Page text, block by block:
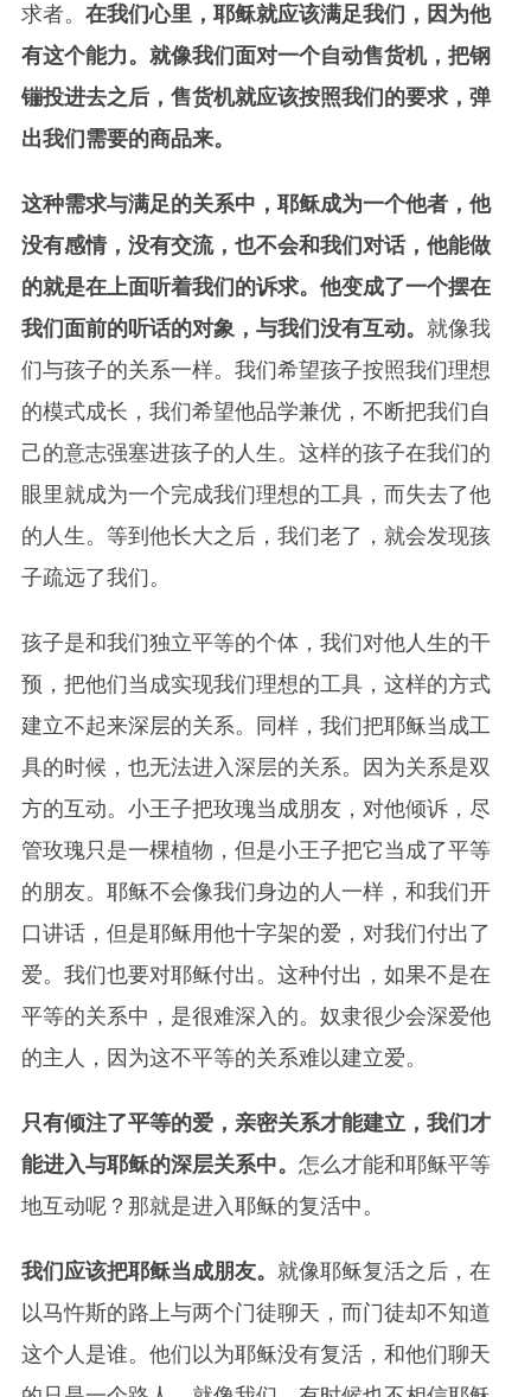
求者。 在我们心里，耶稣就应该满足我们，因为他
有这个能力。就像我们面对一个自动售货机，把钢
镚投进去之后，售货机就应该按照我们的要求，弹
出我们需要的商品来。
这种需求与满足的关系中，耶稣成为一个他者，他
没有感情，没有交流，也不会和我们对话，他能做
的就是在上面听着我们的诉求。他变成了一个摆在
我们面前的听话的对象，与我们没有互动。 就像我
们与孩子的关系一样。我们希望孩子按照我们理想
的模式成长，我们希望他品学兼优，不断把我们自
己的意志强塞进孩子的人生。这样的孩子在我们的
眼里就成为一个完成我们理想的工具，而失去了他
的人生。等到他长大之后，我们老了，就会发现孩
子疏远了我们。
孩子是和我们独立平等的个体，我们对他人生的干
预，把他们当成实现我们理想的工具，这样的方式
建立不起来深层的关系。同样，我们把耶稣当成工
具的时候，也无法进入深层的关系。因为关系是双
方的互动。小王子把玫瑰当成朋友，对他倾诉，尽
管玫瑰只是一棵植物，但是小王子把它当成了平等
的朋友。耶稣不会像我们身边的人一样，和我们开
口讲话，但是耶稣用他十字架的爱，对我们付出了
爱。我们也要对耶稣付出。这种付出，如果不是在
平等的关系中，是很难深入的。奴隶很少会深爱他
的主人，因为这不平等的关系难以建立爱。
只有倾注了平等的爱，亲密关系才能建立，我们才
能进入与耶稣的深层关系中。 怎么才能和耶稣平等
地互动呢？那就是进入耶稣的复活中。
我们应该把耶稣当成朋友。 就像耶稣复活之后，在
以马忤斯的路上与两个门徒聊天，而门徒却不知道
这个人是谁。他们以为耶稣没有复活，和他们聊天